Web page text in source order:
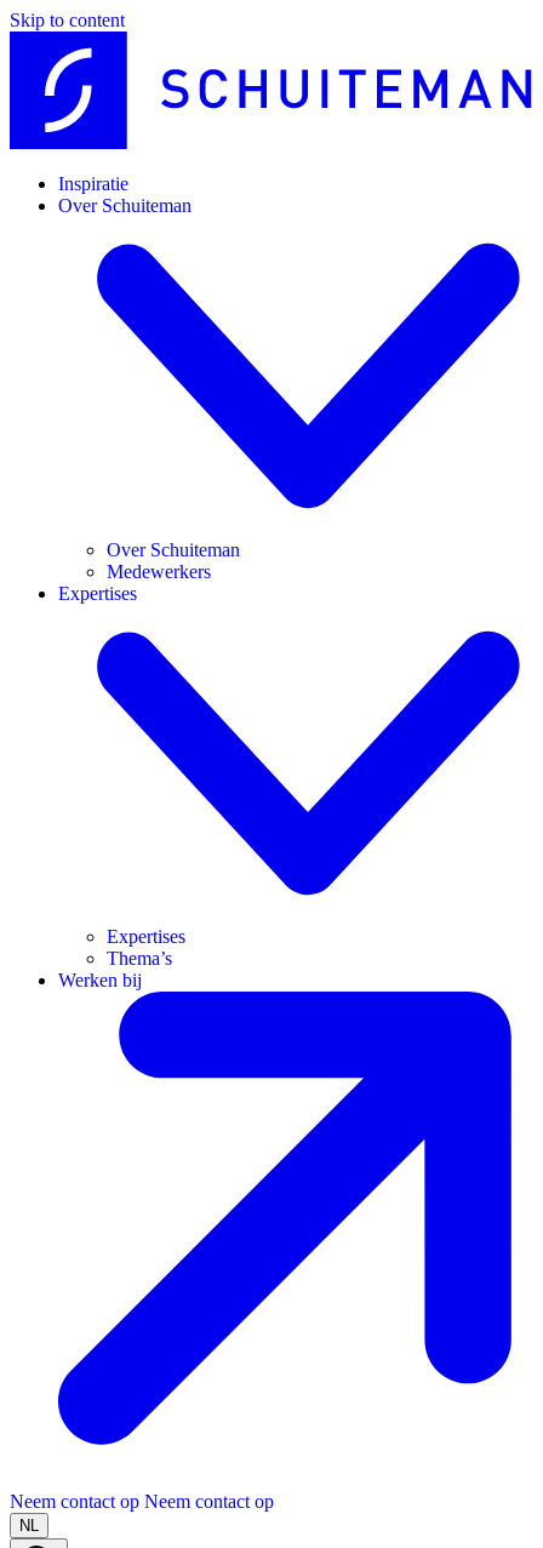
Skip to content
Inspiratie
Over Schuiteman
Over Schuiteman
Medewerkers
Expertises
Expertises
Thema’s
Werken bij
Neem contact op Neem contact op
NL